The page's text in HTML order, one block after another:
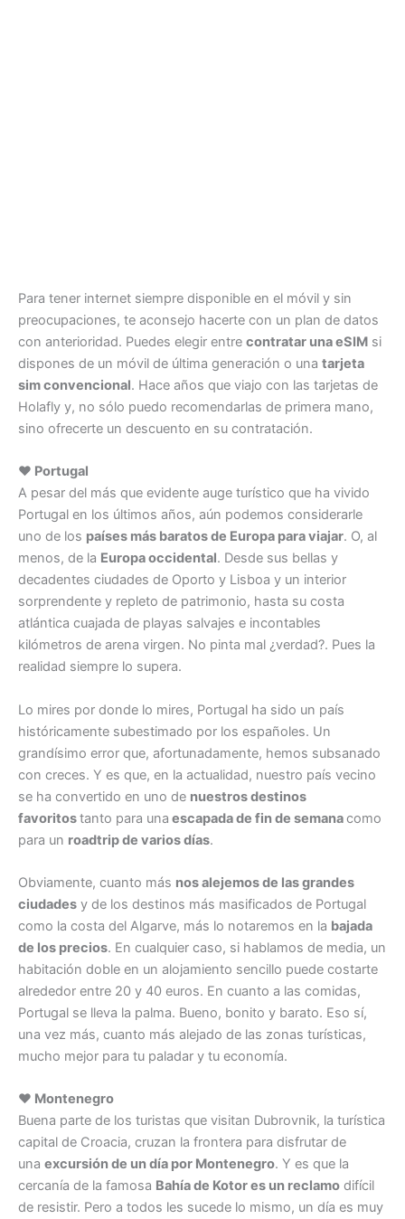
Para tener internet siempre disponible en el móvil y sin
preocupaciones, te aconsejo hacerte con un plan de datos
con anterioridad. Puedes elegir entre contratar una eSIM si
dispones de un móvil de última generación o una tarjeta
sim convencional. Hace años que viajo con las tarjetas de
Holafly y, no sólo puedo recomendarlas de primera mano,
sino ofrecerte un descuento en su contratación.
♥ Portugal
A pesar del más que evidente auge turístico que ha vivido
Portugal en los últimos años, aún podemos considerarle
uno de los países más baratos de Europa para viajar. O, al
menos, de la Europa occidental. Desde sus bellas y
decadentes ciudades de Oporto y Lisboa y un interior
sorprendente y repleto de patrimonio, hasta su costa
atlántica cuajada de playas salvajes e incontables
kilómetros de arena virgen. No pinta mal ¿verdad?. Pues la
realidad siempre lo supera.
Lo mires por donde lo mires, Portugal ha sido un país
históricamente subestimado por los españoles. Un
grandísimo error que, afortunadamente, hemos subsanado
con creces. Y es que, en la actualidad, nuestro país vecino
se ha convertido en uno de nuestros destinos
favoritostanto para una escapada de fin de semanacomo
para un roadtrip de varios días.
Obviamente, cuanto más nos alejemos de las grandes
ciudades y de los destinos más masificados de Portugal
como la costa del Algarve, más lo notaremos en la bajada
de los precios. En cualquier caso, si hablamos de media, un
habitación doble en un alojamiento sencillo puede costarte
alrededor entre 20 y 40 euros. En cuanto a las comidas,
Portugal se lleva la palma. Bueno, bonito y barato. Eso sí,
una vez más, cuanto más alejado de las zonas turísticas,
mucho mejor para tu paladar y tu economía.
♥ Montenegro
Buena parte de los turistas que visitan Dubrovnik, la turística
capital de Croacia, cruzan la frontera para disfrutar de
una excursión de un día por Montenegro. Y es que la
cercanía de la famosa Bahía de Kotor es un reclamo difícil
de resistir. Pero a todos les sucede lo mismo, un día es muy